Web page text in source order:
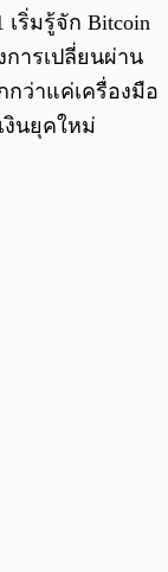
ริ่มรู้จัก Bitcoin
การเปลี่ยนผ่าน
ว่าแค่เครื่องมือ
งินยุคใหม่